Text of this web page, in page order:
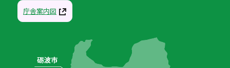
庁舎案内図